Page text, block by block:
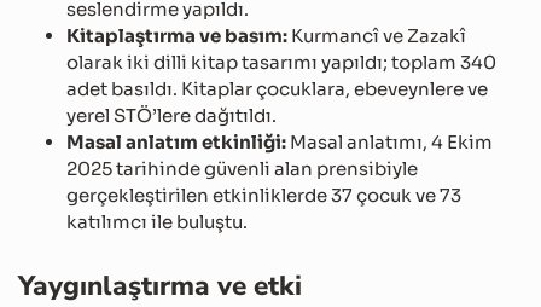
seslendirme yapıldı.
Kitaplaştırma ve basım: Kurmancî ve Zazakî
olarak iki dilli kitap tasarımı yapıldı; toplam 340
adet basıldı. Kitaplar çocuklara, ebeveynlere ve
yerel STÖ’lere dağıtıldı.
Masal anlatım etkinliği: Masal anlatımı, 4 Ekim
2025 tarihinde güvenli alan prensibiyle
gerçekleştirilen etkinliklerde 37 çocuk ve 73
katılımcı ile buluştu.
Yaygınlaştırma ve etki